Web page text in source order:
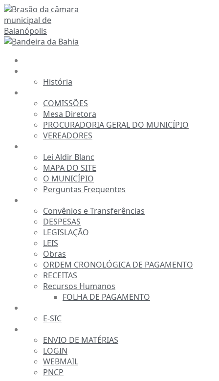
Ir
para
o
conteúdo
História
COMISSÕES
Mesa Diretora
PROCURADORIA GERAL DO MUNICÍPIO
VEREADORES
Lei Aldir Blanc
MAPA DO SITE
O MUNICÍPIO
Perguntas Frequentes
Convênios e Transferências
DESPESAS
LEGISLAÇÃO
LEIS
Obras
ORDEM CRONOLÓGICA DE PAGAMENTO
RECEITAS
Recursos Humanos
FOLHA DE PAGAMENTO
E-SIC
ENVIO DE MATÉRIAS
LOGIN
WEBMAIL
PNCP